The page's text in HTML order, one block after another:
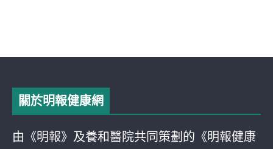
關於明報健康網
由《明報》及養和醫院共同策劃的《明報健康